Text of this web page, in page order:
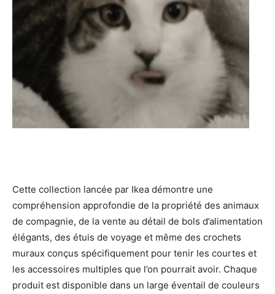
Cette collection lancée par Ikea démontre une
compréhension approfondie de la propriété des animaux
de compagnie, de la vente au détail de bols d’alimentation
élégants, des étuis de voyage et même des crochets
muraux conçus spécifiquement pour tenir les courtes et
les accessoires multiples que l’on pourrait avoir. Chaque
produit est disponible dans un large éventail de couleurs